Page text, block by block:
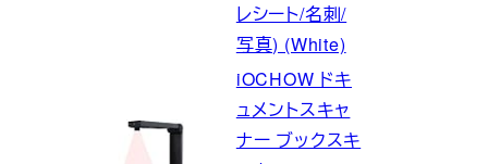
レシート/名刺/
写真) (White)
iOCHOW ドキ
ュメントスキャ
ナー ブックスキ